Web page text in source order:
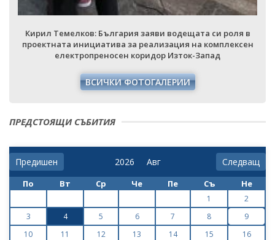
България заяви водещата си роля в
за реализация на комплексен
коридор Изток-Запад
ВСИЧКИ ФОТОГАЛЕРИИ
ПРЕДСТОЯЩИ СЪБИТИЯ
Предишен Следващ
По Вт Ср Че Пе Съ Не
1
2
3
4 5 6 7 8
9
10
11 12 13 14 15
16